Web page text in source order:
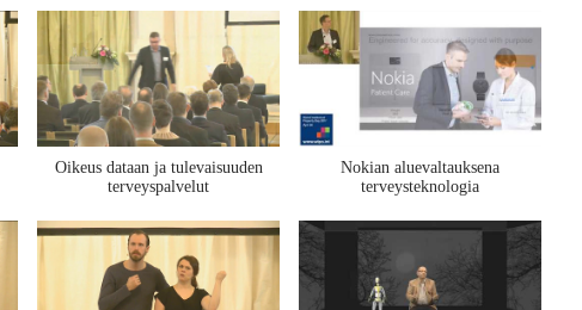
Oikeus dataan ja tulevaisuuden
terveyspalvelut
Nokian aluevaltauksena
terveysteknologia